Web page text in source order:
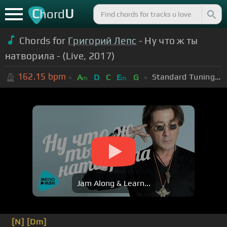
ChordU
Chords for Григорий Лепс - Ну что ж ты
натворила - (Live, 2017)
162.15 bpm Am D C Em G Standard Tuning (EADGBE)
Jam Along & Learn...
[N] [Dm]